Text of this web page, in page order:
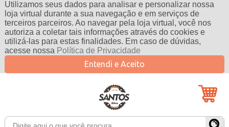
Utilizamos seus dados para analisar e personalizar nossa
loja virtual durante a sua navegação e em serviços de
terceiros parceiros. Ao navegar pela loja virtual, você nos
autoriza a coletar tais informações através do cookies e
utilizá-las para estas finalidades. Em caso de dúvidas,
acesse nossa Política de Privacidade
Entendi e Aceito